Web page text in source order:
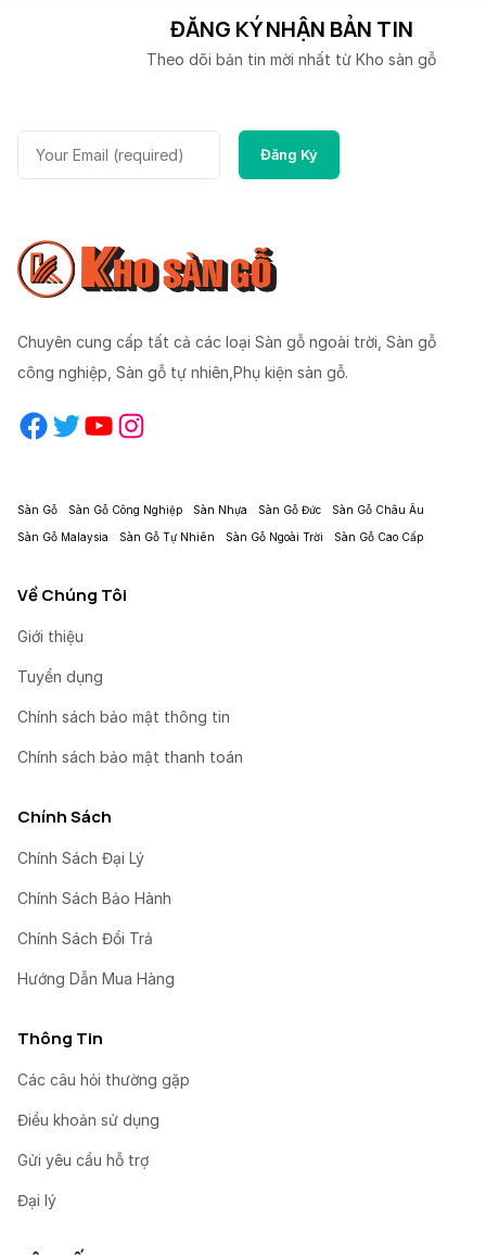
ĐĂNG KÝ NHẬN BẢN TIN
Theo dõi bản tin mời nhất từ Kho sàn gỗ
Chuyên cung cấp tất cả các loại Sàn gỗ ngoài trời, Sàn gỗ
công nghiệp, Sàn gỗ tự nhiên,Phụ kiện sàn gỗ.
Facebook Twitter YouTube Instagram
Sàn Gỗ Sàn Gỗ Công Nghiệp Sàn Nhựa Sàn Gỗ Đức Sàn Gỗ Châu Âu
Sàn Gỗ Malaysia Sàn Gỗ Tự Nhiên Sàn Gỗ Ngoài Trời Sàn Gỗ Cao Cấp
Về Chúng Tôi
Giới thiệu
Tuyển dụng
Chính sách bảo mật thông tin
Chính sách bảo mật thanh toán
Chính Sách
Chính Sách Đại Lý
Chính Sách Bảo Hành
Chính Sách Đổi Trả
Hướng Dẫn Mua Hàng
Thông Tin
Các câu hỏi thường gặp
Điều khoản sử dụng
Gửi yêu cầu hỗ trợ
Đại lý